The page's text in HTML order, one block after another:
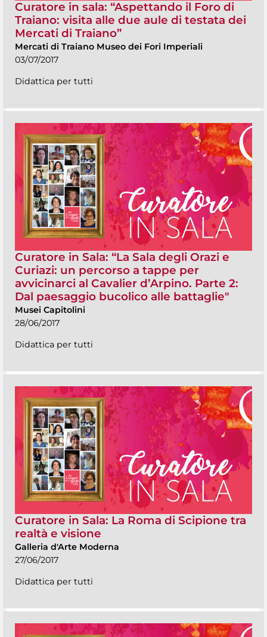
Curatore in sala: “Aspettando il Foro di
Traiano: visita alle due aule di testata dei
Mercati di Traiano”
Mercati di Traiano Museo dei Fori Imperiali
03/07/2017
Didattica per tutti
Curatore in Sala: “La Sala degli Orazi e
Curiazi: un percorso a tappe per
avvicinarci al Cavalier d’Arpino. Parte 2:
Dal paesaggio bucolico alle battaglie"
Musei Capitolini
28/06/2017
Didattica per tutti
Curatore in Sala: La Roma di Scipione tra
realtà e visione
Galleria d'Arte Moderna
27/06/2017
Didattica per tutti